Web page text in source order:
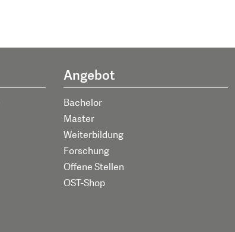
Angebot
Bachelor
Master
Weiterbildung
Forschung
Offene Stellen
OST-Shop